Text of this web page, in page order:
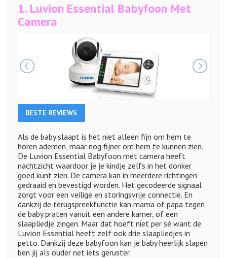
1.Luvion Essential Babyfoon Met
Camera
BESTE REVIEWS
Als de baby slaapt is het niet alleen fijn om hem te
horen ademen, maar nog fijner om hem te kunnen zien.
De Luvion Essential Babyfoon met camera heeft
nachtzicht waardoor je je kindje zelfs in het donker
goed kunt zien. De camera kan in meerdere richtingen
gedraaid en bevestigd worden. Het gecodeerde signaal
zorgt voor een veilige en storingsvrije connectie. En
dankzij de terugspreekfunctie kan mama of papa tegen
de baby praten vanuit een andere kamer, of een
slaapliedje zingen. Maar dat hoeft niet per sé want de
Luvion Essential heeft zelf ook drie slaapliedjes in
petto. Dankzij deze babyfoon kan je baby heerlijk slapen
ben jij als ouder net iets geruster.